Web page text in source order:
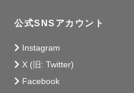
公式SNSアカウント
Instagram
X (旧: Twitter)
Facebook